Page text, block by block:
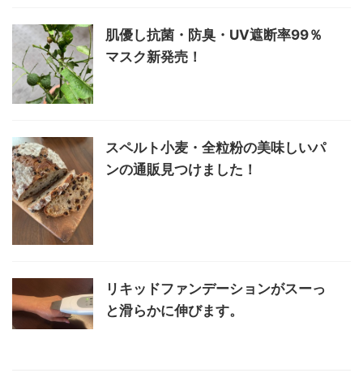
肌優し抗菌・防臭・UV遮断率99％
マスク新発売！
スペルト小麦・全粒粉の美味しいパ
ンの通販見つけました！
リキッドファンデーションがスーっ
と滑らかに伸びます。